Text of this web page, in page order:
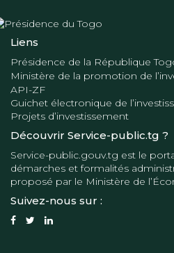
Liens
Présidence de la République
Ministère de la promotion de
API-ZF
Guichet électronique de
Projets d’investissement
Découvrir Service-public.tg ?
Service-public.gouv.tg est le
démarches et formalités
proposé par le Ministère de
Suivez-nous sur :